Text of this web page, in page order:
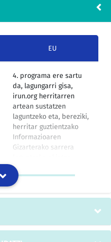
EU
4. programa ere sartu
da, lagungarri gisa,
irun.org herritarren
artean sustatzen
laguntzeko eta, bereziki,
herritar guztientzako
Informazioaren
Gizarterako sarrera
batzuk garatzeko.
Horretarako,
herritarrentzako doako
sarbidezerbitzuak, eta
pentsatutako eta
egokitutako prestakuntza